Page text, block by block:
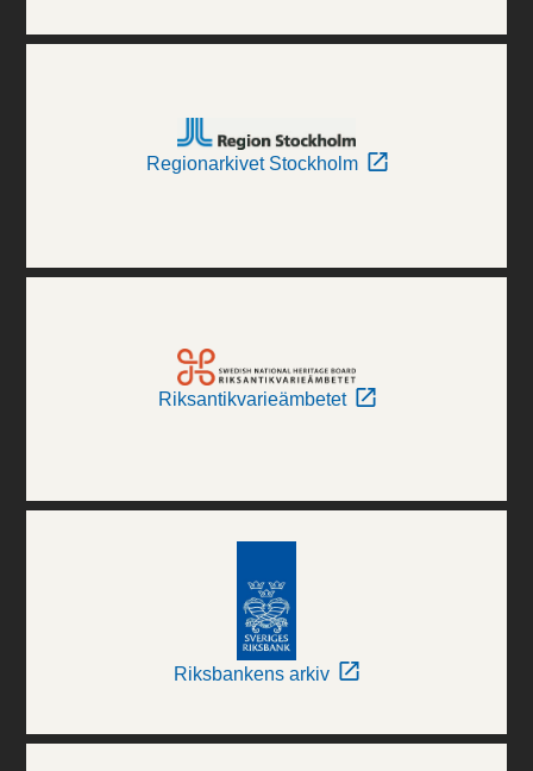
Regionarkivet Stockholm
Riksantikvarieämbetet
Riksbankens arkiv